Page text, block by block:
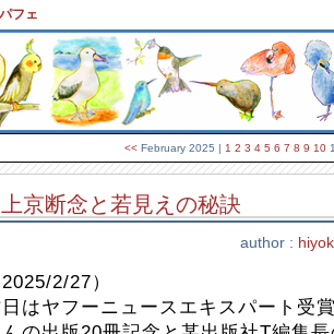
フェ
<< February 2025 | 1 2 3 4 5 6 7 8 9 10
上京断念と若見えの秘訣
author :
2025/2/27）
はヤフーニュースエキスパート受